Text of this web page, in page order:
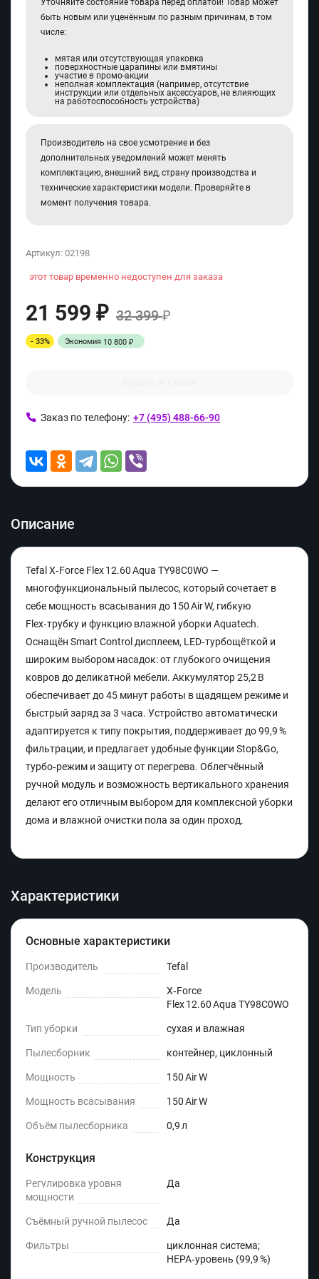
Уточняйте состояние товара перед оплатой! Товар может
быть новым или уценённым по разным причинам, в том
числе:
мятая или отсутствующая упаковка
поверхностные царапины или вмятины
участие в промо-акции
неполная комплектация (например, отсутствие
инструкции или отдельных аксессуаров, не влияющих
на работоспособность устройства)
Производитель на свое усмотрение и без
дополнительных уведомлений может менять
комплектацию, внешний вид, страну производства и
технические характеристики модели. Проверяйте в
момент получения товара.
Артикул: 02198
этот товар временно недоступен для заказа
21 599 ₽ 32 399₽
- 33% Экономия 10 800 ₽
Заказ по телефону: +7 (495) 488-66-90
Описание
Tefal X‑Force Flex 12.60 Aqua TY98C0WO —
многофункциональный пылесос, который сочетает в
себе мощность всасывания до 150 Air W, гибкую
Flex‑трубку и функцию влажной уборки Aquatech.
Оснащён Smart Control дисплеем, LED‑турбощёткой и
широким выбором насадок: от глубокого очищения
ковров до деликатной мебели. Аккумулятор 25,2 В
обеспечивает до 45 минут работы в щадящем режиме и
быстрый заряд за 3 часа. Устройство автоматически
адаптируется к типу покрытия, поддерживает до 99,9 %
фильтрации, и предлагает удобные функции Stop&Go,
турбо‑режим и защиту от перегрева. Облегчённый
ручной модуль и возможность вертикального хранения
делают его отличным выбором для комплексной уборки
дома и влажной очистки пола за один проход.
Характеристики
Основные характеристики
Производитель Tefal
Модель
X‑Force
Flex 12.60 Aqua TY98C0WO
Тип уборки сухая и влажная
Пылесборник контейнер, циклонный
Мощность 150 Air W
Мощность всасывания 150 Air W
Объём пылесборника 0,9 л
Конструкция
Регулировка уровня
мощности
Да
Съёмный ручной пылесос Да
Фильтры
циклонная система;
HEPA‑уровень (99,9 %)